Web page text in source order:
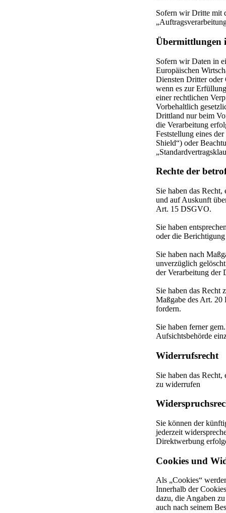
Sofern wir Dritte mit
Übermittlungen
Sofern wir Daten in
Europäischen
Diensten Dritter oder
wenn es zur
einer rechtlichen
Vorbehaltlich
Drittland nur beim
die Verarbeitung
Feststellung eines
Shield“) oder
Rechte der
Sie haben das
und auf Auskunft
Art. 15 DSGVO.
Sie haben
oder die
Sie haben nach
unverzüglich
der Verarbeitung der
Sie haben das Recht
Maßgabe des Art.
fordern.
Sie haben ferner
Aufsichtsbehörde
Widerrufsrecht
Sie haben das
zu widerrufen
Sie können der
jederzeit
Direktwerbung
Cookies und
Als „Cookies“
Innerhalb der
dazu, die Angaben
auch nach seinem